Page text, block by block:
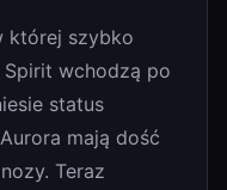
której szybko
Spirit wchodzą po
status
mają dość
Teraz